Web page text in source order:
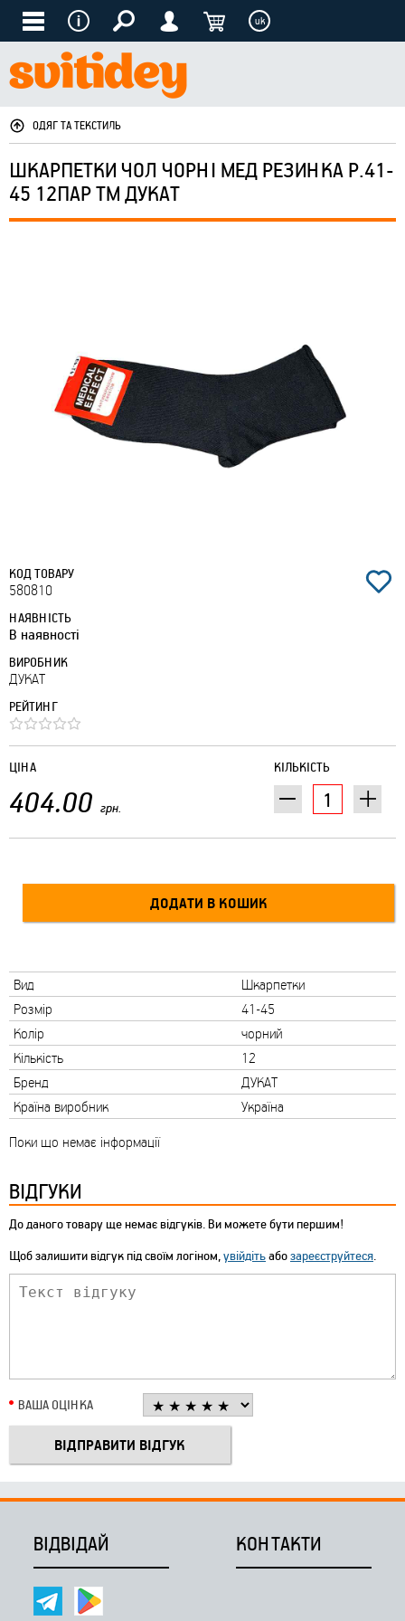
uk
ОДЯГ ТА ТЕКСТИЛЬ
ШКАРПЕТКИ ЧОЛ ЧОРНІ МЕД РЕЗИНКА Р.41-
45 12ПАР ТМ ДУКАТ
КОД ТОВАРУ
580810
НАЯВНІСТЬ
В наявності
ВИРОБНИК
ДУКАТ
РЕЙТИНГ
КІЛЬКІСТЬ
ЦІНА
404.00 грн.
Вид
Шкарпетки
Розмір
41-45
Колір
чорний
Кількість
12
Бренд
ДУКАТ
Країна виробник
Україна
Поки що немає інформації
ВІДГУКИ
До даного товару ще немає відгуків. Ви можете бути першим!
Щоб залишити відгук під своїм логіном,увійдітьабозареєструйтеся.
ВАША ОЦІНКА
ВІДВІДАЙ КОНТАКТИ